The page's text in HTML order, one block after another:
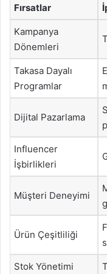
Fırsatlar
Kampanya
Dönemleri
Takasa Dayalı
Programlar
Dijital Pazarlama
Influencer
İşbirlikleri
Müşteri Deneyimi
Ürün Çeşitliliği
Stok Yönetimi